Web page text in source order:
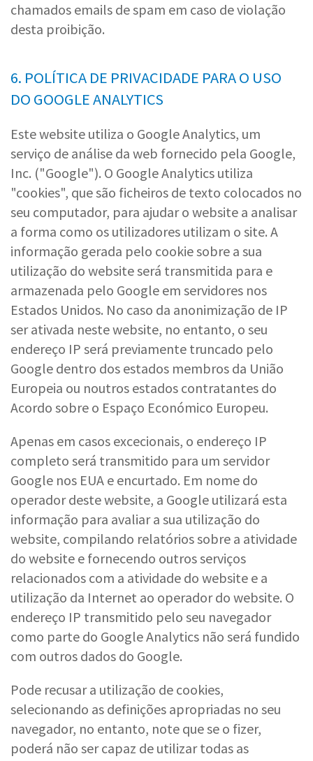
chamados emails de spam em caso de violação
desta proibição.
6. POLÍTICA DE PRIVACIDADE PARA O USO
DO GOOGLE ANALYTICS
Este website utiliza o Google Analytics, um
serviço de análise da web fornecido pela Google,
Inc. ("Google"). O Google Analytics utiliza
"cookies", que são ficheiros de texto colocados no
seu computador, para ajudar o website a analisar
a forma como os utilizadores utilizam o site. A
informação gerada pelo cookie sobre a sua
utilização do website será transmitida para e
armazenada pelo Google em servidores nos
Estados Unidos. No caso da anonimização de IP
ser ativada neste website, no entanto, o seu
endereço IP será previamente truncado pelo
Google dentro dos estados membros da União
Europeia ou noutros estados contratantes do
Acordo sobre o Espaço Económico Europeu.
Apenas em casos excecionais, o endereço IP
completo será transmitido para um servidor
Google nos EUA e encurtado. Em nome do
operador deste website, a Google utilizará esta
informação para avaliar a sua utilização do
website, compilando relatórios sobre a atividade
do website e fornecendo outros serviços
relacionados com a atividade do website e a
utilização da Internet ao operador do website. O
endereço IP transmitido pelo seu navegador
como parte do Google Analytics não será fundido
com outros dados do Google.
Pode recusar a utilização de cookies,
selecionando as definições apropriadas no seu
navegador, no entanto, note que se o fizer,
poderá não ser capaz de utilizar todas as